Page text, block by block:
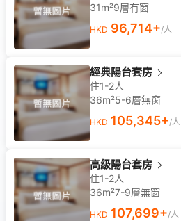
31m²9層有窗
HKD 96,714+/人
經典陽台套房
住1-2人
36m²5-6層無窗
HKD 105,345+/人
高級陽台套房
住1-2人
36m²7-9層無窗
HKD 107,699+/人